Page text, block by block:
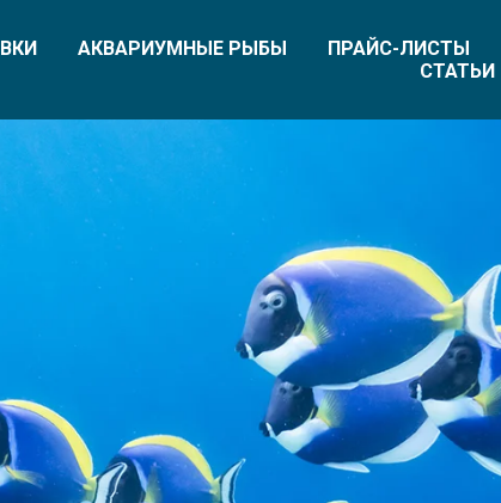
АКВАРИУМНЫЕ РЫБЫ ПРАЙС-ЛИСТЫ
СТАТЬИ